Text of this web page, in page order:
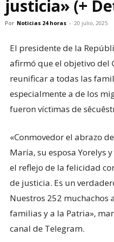
justicia» (+
Por Noticias 24 horas - 20 julio, 2025
El presidente de la
afirmó que el objetivo del
reunificar a todas las
especialmente a de los
fueron víctïmas de
«Conmovedor el abrazo
María, su esposa Yorelys
el reflejo de la felicidad
de justicia. Es un
Nuestros 252 muchachos
familias y a la Patria»,
canal de Telegram.